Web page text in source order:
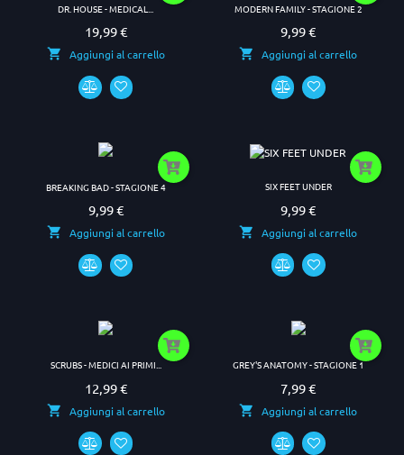
DR. HOUSE - MEDICAL...
Prezzo
19,99 €
Aggiungi al carrello
MODERN FAMILY - STAGIONE 2
Prezzo
9,99 €
Aggiungi al carrello
BREAKING BAD - STAGIONE 4
Prezzo
9,99 €
Aggiungi al carrello
SIX FEET UNDER
Prezzo
9,99 €
Aggiungi al carrello
SCRUBS - MEDICI AI PRIMI...
Prezzo
12,99 €
Aggiungi al carrello
GREY'S ANATOMY - STAGIONE 1
Prezzo
7,99 €
Aggiungi al carrello